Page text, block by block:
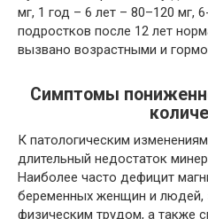
мг, 1 год – 6 лет – 80–120 мг,
подростков после 12 лет
вызвано возрастными и
Симптомы
К патологическим
длительный недостаток
Наиболее часто дефицит
беременных женщин и людей,
физическим трудом, а также